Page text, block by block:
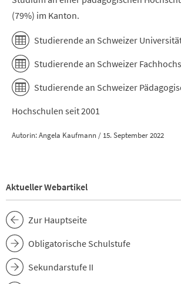
(79%) im Kanton.
Studierende an Schweizer
Studierende an Schweizer
Studierende an Schweizer
Hochschulen seit 2001
Autorin: Angela Kaufmann / 15. September 2022
Aktueller Webartikel
Zur Hauptseite
Obligatorische Schulstufe
Sekundarstufe II